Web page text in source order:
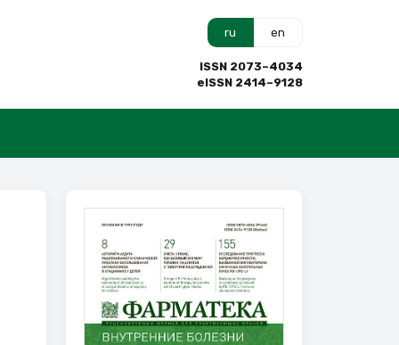
ru en
ISSN 2073–4034
eISSN 2414–9128